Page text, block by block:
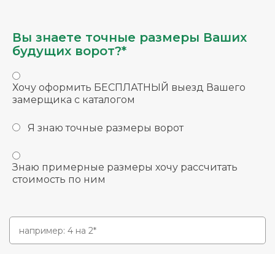
Вы знаете точные размеры Ваших
будущих ворот?*
Хочу оформить БЕСПЛАТНЫЙ выезд Вашего
замерщика с каталогом
Я знаю точные размеры ворот
Знаю примерные размеры хочу рассчитать
стоимость по ним